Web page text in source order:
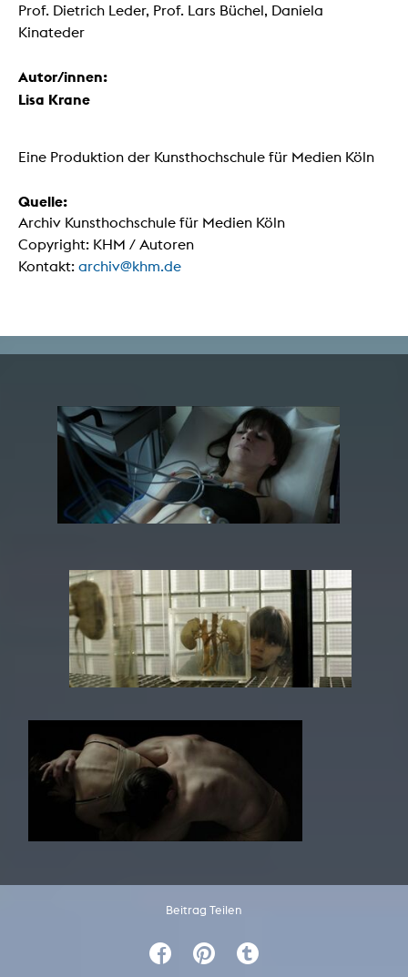
Prof. Dietrich Leder, Prof. Lars Büchel, Daniela
Kinateder
Autor/innen:
Lisa Krane
Eine Produktion der Kunsthochschule für Medien Köln
Quelle:
Archiv Kunsthochschule für Medien Köln
Copyright: KHM / Autoren
Kontakt: archiv@khm.de
Beitrag Teilen